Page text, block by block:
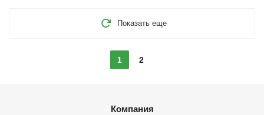
Показать еще
1 2
Компания